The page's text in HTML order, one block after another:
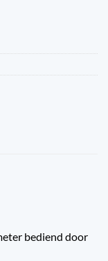
bediend door